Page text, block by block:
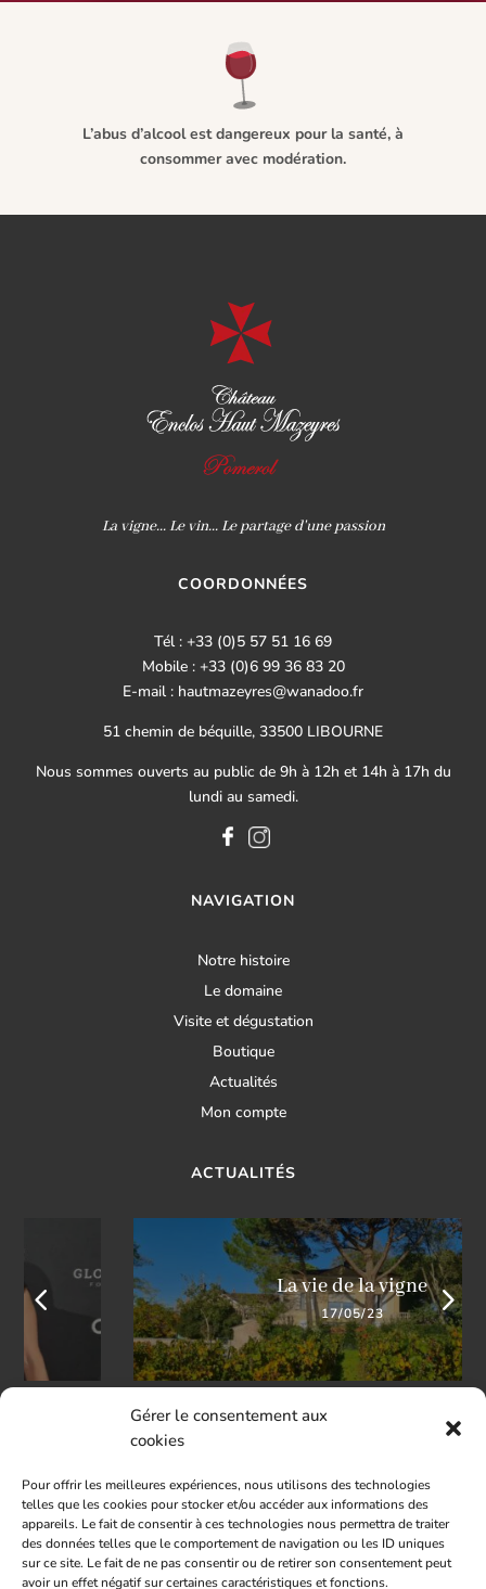
Gérer le consentement aux
cookies
Pour offrir les meilleures expériences, nous utilisons des technologies
telles que les cookies pour stocker et/ou accéder aux informations des
appareils. Le fait de consentir à ces technologies nous permettra de traiter
des données telles que le comportement de navigation ou les ID uniques
sur ce site. Le fait de ne pas consentir ou de retirer son consentement peut
avoir un effet négatif sur certaines caractéristiques et fonctions.
L’abus d’alcool est dangereux pour la santé, à
consommer avec modération.
La vigne... Le vin... Le partage d'une passion
COORDONNÉES
Tél : +33 (0)5 57 51 16 69
Mobile : +33 (0)6 99 36 83 20
E-mail : hautmazeyres@wanadoo.fr
51 chemin de béquille, 33500 LIBOURNE
Nous sommes ouverts au public de 9h à 12h et 14h à 17h du
lundi au samedi.
NAVIGATION
Notre histoire
Le domaine
Visite et dégustation
Boutique
Actualités
Mon compte
ACTUALITÉS
La vie de la vigne
17/05/23
LIENS UTILES
Contact